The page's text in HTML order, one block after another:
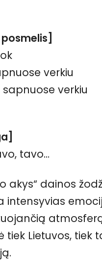
verkiu
sapnuose verkiu
tavo…
akys“ dainos
intensyvias
tiek Lietuvos, tiek